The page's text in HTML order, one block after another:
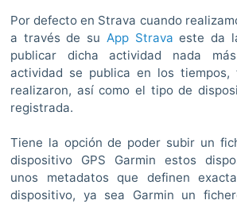
Por defecto en Strava cuando
a través de su App Strava este da
publicar dicha actividad nada
actividad se publica en los tiempos,
realizaron, así como el tipo de
registrada.
Tiene la opción de poder subir un
dispositivo GPS Garmin estos
unos metadatos que definen
dispositivo, ya sea Garmin un